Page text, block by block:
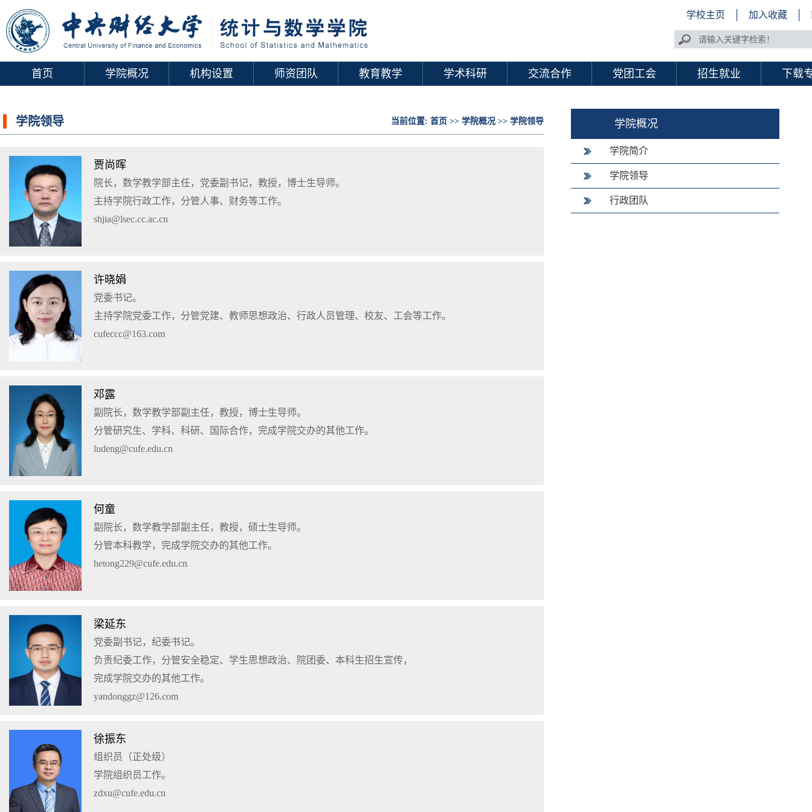
学校主页 加入收藏
首页 学院概况 机构设置 师资团队 教育教学 学术科研 交流合作 党团工会 招生就业 下载
当前位置: 首页 >> 学院概况 >> 学院领导
学院领导
贾尚晖
院长，数学教学部主任，党委副书记，教授，博士生导师。
主持学院行政工作，分管人事、财务等工作。
shjia@lsec.cc.ac.cn
许晓娟
党委书记。
主持学院党委工作，分管党建、教师思想政治、行政人员管理、校友、工会等工作。
cufeccc@163.com
邓露
副院长，数学教学部副主任，教授，博士生导师。
分管研究生、学科、科研、国际合作，完成学院交办的其他工作。
ludeng@cufe.edu.cn
何童
副院长，数学教学部副主任，教授，硕士生导师。
分管本科教学，完成学院交办的其他工作。
hetong229@cufe.edu.cn
梁延东
党委副书记，纪委书记。
负责纪委工作，分管安全稳定、学生思想政治、院团委、本科生招生宣传，
完成学院交办的其他工作。
yandonggz@126.com
徐振东
组织员（正处级）
学院组织员工作。
zdxu@cufe.edu.cn
学院概况
学院简介
学院领导
行政团队